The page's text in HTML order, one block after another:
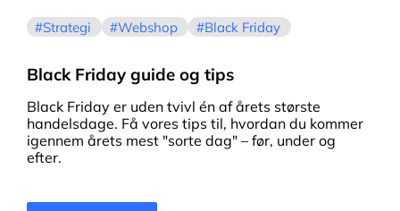
Strategi Webshop Black Friday
Black Friday guide og tips
Black Friday er uden tvivl én af årets største
handelsdage. Få vores tips til, hvordan du kommer
igennem årets mest "sorte dag" – før, under og
efter.